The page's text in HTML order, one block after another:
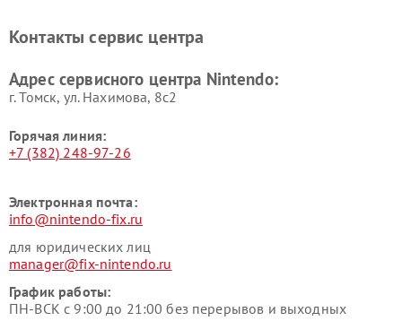
Контакты сервис центра
Адрес сервисного центра Nintendo:
г. Томск, ул. Нахимова, 8с2
Горячая линия:
+7 (382) 248-97-26
Электронная почта:
info@nintendo-fix.ru
для юридических лиц
manager@fix-nintendo.ru
График работы:
ПН-ВСК с 9:00 до 21:00 без перерывов и выходных